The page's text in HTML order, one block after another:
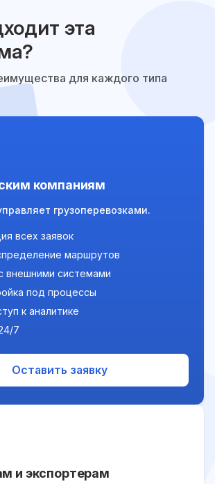
эта
для каждого типа
компаниям
грузоперевозками.
всех заявок
маршрутов
внешними системами
под процессы
к аналитике
7
Оставить заявку
и экспортерам